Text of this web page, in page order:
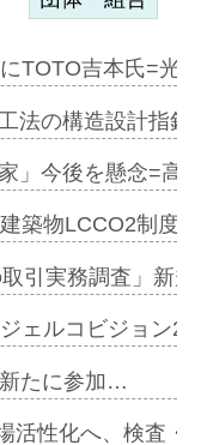
TOTO吉本氏=光
法の構造設計指針
」今後を懸念=高
築物LCCO2制度
引実務調査」新規
ェルコビジョン
たに参加…
活性化へ、検査・